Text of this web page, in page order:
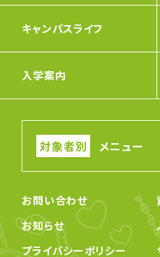
キャンパスライフ
入学案内
メニュー
お問い合わせ
お知らせ
プライバシーポリシー